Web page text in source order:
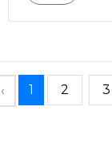
‹ 1 2 3